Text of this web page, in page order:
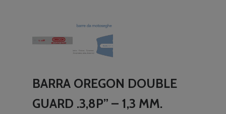
BARRA OREGON DOUBLE
GUARD .3,8P” – 1,3 MM.